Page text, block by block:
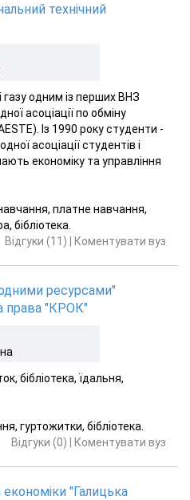
технічний
газу одним із перших ВНЗ
асоціації по обміну
Із 1990 року студенти -
асоціації студентів і
економіку та управління
платне навчання,
бібліотека.
Відгуки (11)
Коментувати вуз
ресурсами"
права "КРОК"
бібліотека, їдальня,
гуртожитки, бібліотека.
Відгуки (0)
Коментувати вуз
"Галицька